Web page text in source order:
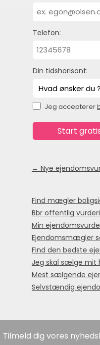
Telefon:
Din tidshorisont:
Jeg accepterer
← Nye
Find mægler
Bbr offentlig
Min
Ejendomsmægler
Find den bedste
Jeg skal sælge mit
Mest sælgende
Selvstændig
Tilmeld dig vores